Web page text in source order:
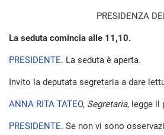
PRESIDENZA
La seduta comincia alle 11,10.
PRESIDENTE. La seduta è aperta.
Invito la deputata segretaria a dare
ANNA RITA TATEO, Segretaria, legge il
PRESIDENTE. Se non vi sono